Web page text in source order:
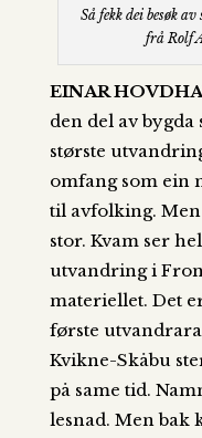
Så fekk dei besøk
frå Rolf
EINAR
den del av bygda
største
omfang som ein
til avfolking.
stor. Kvam ser
utvandring i
materiellet. Det
første
Kvikne-Skåbu
på same tid.
lesnad. Men bak